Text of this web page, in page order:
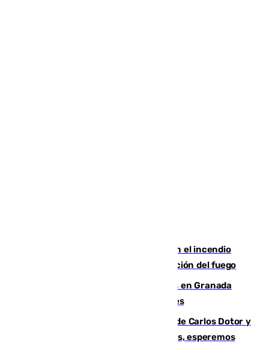
Activado el nivel 2 de emergencia en el incendio
forestal de Niebla por la compleja evolución del fuego
Controlado un incendio de rastrojos en Granada
junto a la autovía y al Callejón de Nogales
Juanfran Funes, sobre las lesiones de Carlos Dotor y
Fernando Calero: “Estamos preocupados, esperemos